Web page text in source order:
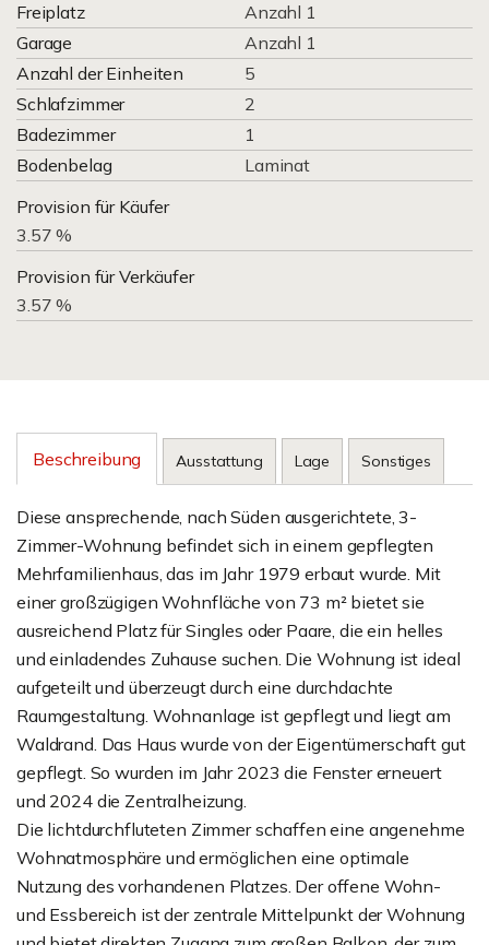
Freiplatz
Anzahl 1
Garage
Anzahl 1
Anzahl der Einheiten
5
Schlafzimmer
2
Badezimmer
1
Bodenbelag
Laminat
Provision für Käufer
3.57 %
Provision für Verkäufer
3.57 %
Beschreibung Ausstattung Lage Sonstiges
Diese ansprechende, nach Süden ausgerichtete, 3-
Zimmer-Wohnung befindet sich in einem gepflegten
Mehrfamilienhaus, das im Jahr 1979 erbaut wurde. Mit
einer großzügigen Wohnfläche von 73 m² bietet sie
ausreichend Platz für Singles oder Paare, die ein helles
und einladendes Zuhause suchen. Die Wohnung ist ideal
aufgeteilt und überzeugt durch eine durchdachte
Raumgestaltung. Wohnanlage ist gepflegt und liegt am
Waldrand. Das Haus wurde von der Eigentümerschaft gut
gepflegt. So wurden im Jahr 2023 die Fenster erneuert
und 2024 die Zentralheizung.
Die lichtdurchfluteten Zimmer schaffen eine angenehme
Wohnatmosphäre und ermöglichen eine optimale
Nutzung des vorhandenen Platzes. Der offene Wohn-
und Essbereich ist der zentrale Mittelpunkt der Wohnung